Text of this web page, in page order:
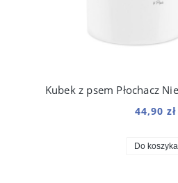
Kubek z psem Płochacz
44,90 zł
Do koszyka